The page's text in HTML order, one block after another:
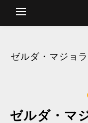
ゼルダ・マジョ
ゼルダ・マ